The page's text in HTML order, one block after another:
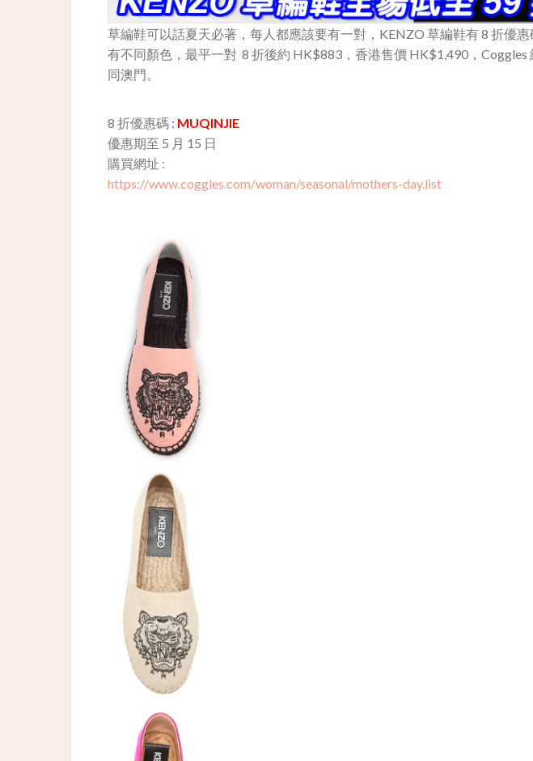
草編鞋可以話夏天必著，每人都應該要有一對，KENZO 草編鞋有 8 折優惠
有不同顏色，最平一對 8 折後約 HK$883，香港售價 HK$1, 490，Coggles
同澳門。
8 折優惠碼 : MUQINJIE
優惠期至 5 月 15 日
購買網址 :
https://www.coggles.com/woman/seasonal/mothers-day.list